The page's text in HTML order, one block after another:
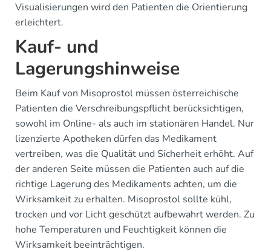
Visualisierungen wird den Patienten die Orientierung
erleichtert.
Kauf- und
Lagerungshinweise
Beim Kauf von Misoprostol müssen österreichische
Patienten die Verschreibungspflicht berücksichtigen,
sowohl im Online- als auch im stationären Handel. Nur
lizenzierte Apotheken dürfen das Medikament
vertreiben, was die Qualität und Sicherheit erhöht. Auf
der anderen Seite müssen die Patienten auch auf die
richtige Lagerung des Medikaments achten, um die
Wirksamkeit zu erhalten. Misoprostol sollte kühl,
trocken und vor Licht geschützt aufbewahrt werden. Zu
hohe Temperaturen und Feuchtigkeit können die
Wirksamkeit beeinträchtigen.